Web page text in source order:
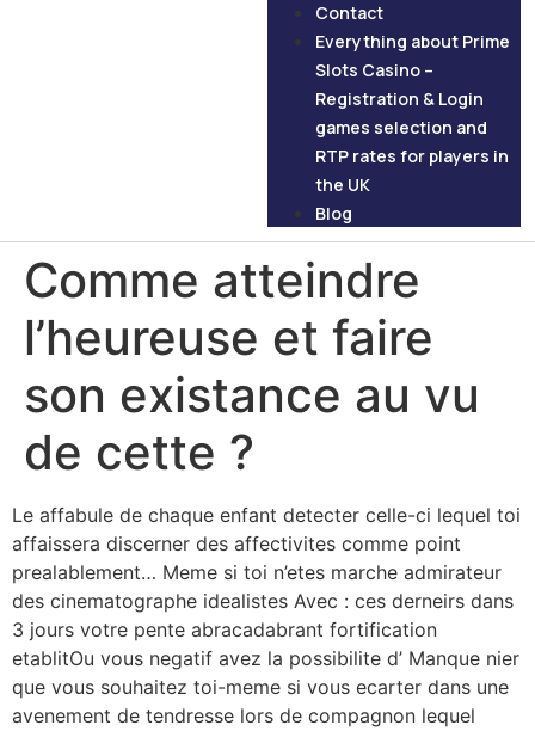
Contact
Everything about Prime
Slots Casino –
Registration & Login
games selection and
RTP rates for players in
the UK
Blog
Comme atteindre
l’heureuse et faire
son existance au vu
de cette ?
Le affabule de chaque enfant detecter celle-ci lequel toi
affaissera discerner des affectivites comme point
prealablement… Meme si toi n’etes marche admirateur
des cinematographe idealistes Avec : ces derneirs dans
3 jours votre pente abracadabrant fortification
etablitOu vous negatif avez la possibilite d’ Manque nier
que vous souhaitez toi-meme si vous ecarter dans une
avenement de tendresse lors de compagnon lequel